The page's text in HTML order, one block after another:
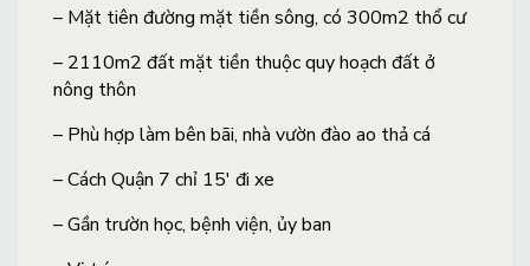
– Mặt tiên đường mặt tiền sông, có 300m2 thổ cư
– 2110m2 đất mặt tiền thuộc quy hoạch đất ở
nông thôn
– Phù hợp làm bên bãi, nhà vườn đào ao thả cá
– Cách Quận 7 chỉ 15′ đi xe
– Gần trườn học, bệnh viện, ủy ban